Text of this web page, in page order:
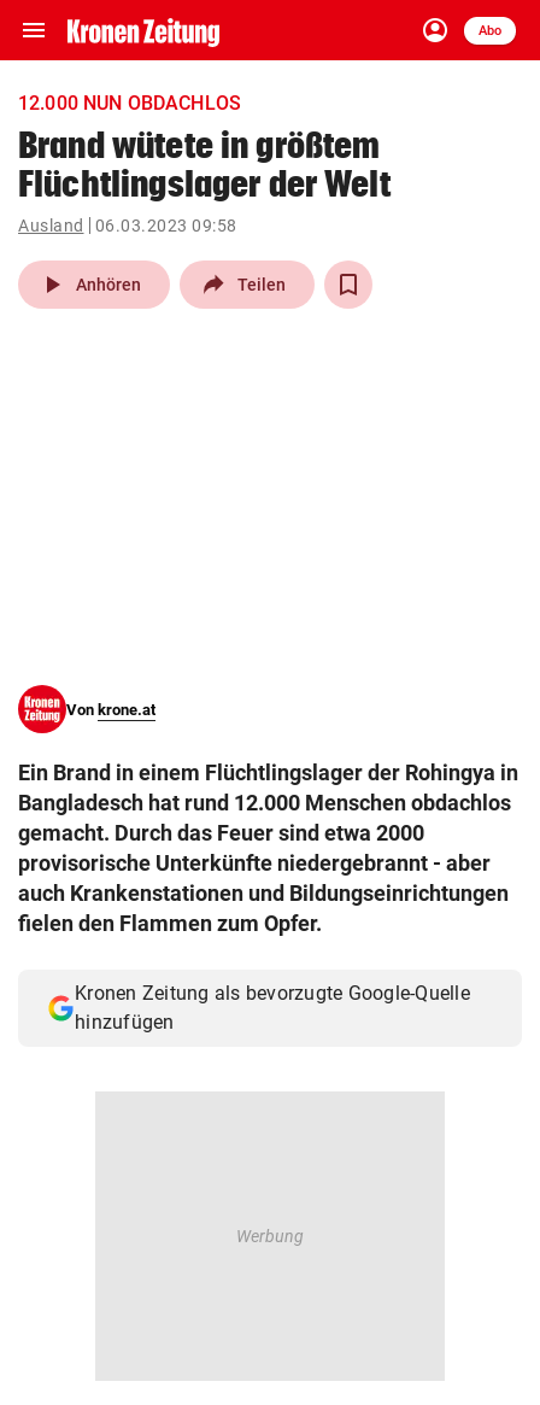
menu Navigation
ein-/ausklappen
account_circle
Anmelden
Abo
close Schließen
account_circle Anmelden
arrow_right
pin_drop
Wien arrow_right
12.000 NUN OBDACHLOS
Brand wütete in größtem
Flüchtlingslager der Welt
Ausland 06.03.2023 09:58
play_arrow Anhören Teilen
Von krone.at
Ein Brand in einem Flüchtlingslager der Rohingya in
Bangladesch hat rund 12.000 Menschen obdachlos
gemacht. Durch das Feuer sind etwa 2000
provisorische Unterkünfte niedergebrannt - aber
auch Krankenstationen und Bildungseinrichtungen
fielen den Flammen zum Opfer.
Kronen Zeitung als bevorzugte Google-Quelle
hinzufügen